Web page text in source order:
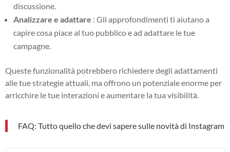
discussione.
Analizzare e adattare : Gli approfondimenti ti aiutano a
capire cosa piace al tuo pubblico e ad adattare le tue
campagne.
Queste funzionalità potrebbero richiedere degli adattamenti
alle tue strategie attuali, ma offrono un potenziale enorme per
arricchire le tue interazioni e aumentare la tua visibilità.
FAQ: Tutto quello che devi sapere sulle novità di Instagram